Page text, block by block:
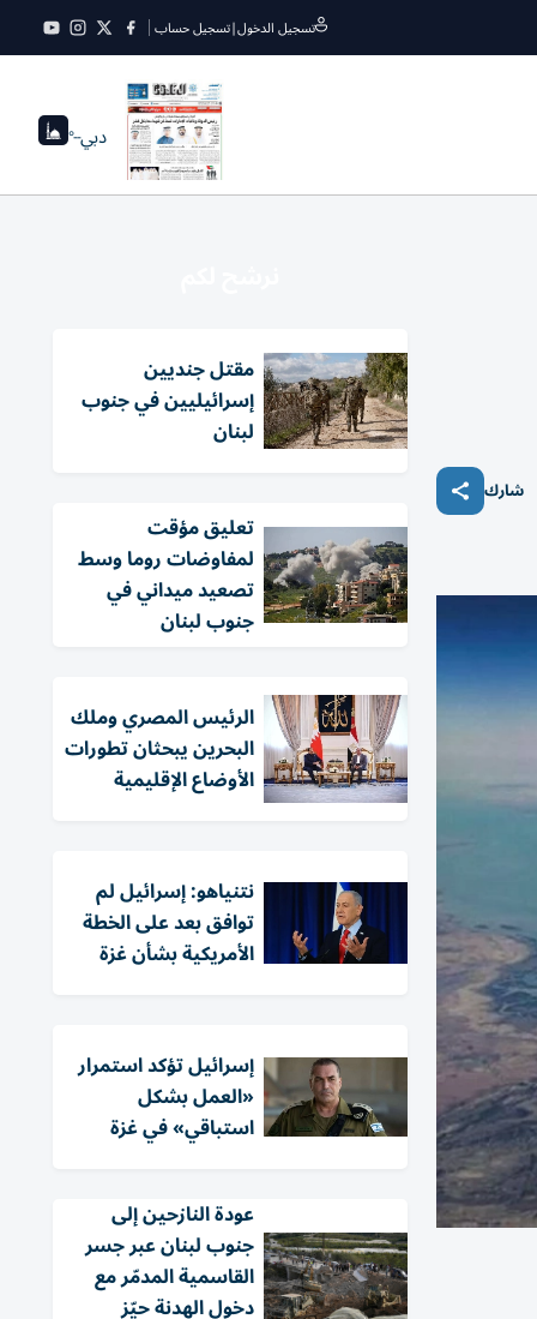
تسجيل الدخول|تسجيل حساب
دبي--°
شارك
مقتل جنديين
إسرائيليين في جنوب
لبنان
تعليق مؤقت
لمفاوضات روما وسط
تصعيد ميداني في
جنوب لبنان
الرئيس المصري وملك
البحرين يبحثان تطورات
الأوضاع الإقليمية
نتنياهو: إسرائيل لم
توافق بعد على الخطة
الأمريكية بشأن غزة
إسرائيل تؤكد استمرار
«العمل بشكل
استباقي» في غزة
عودة النازحين إلى
جنوب لبنان عبر جسر
القاسمية المدمّر مع
دخول الهدنة حيّز